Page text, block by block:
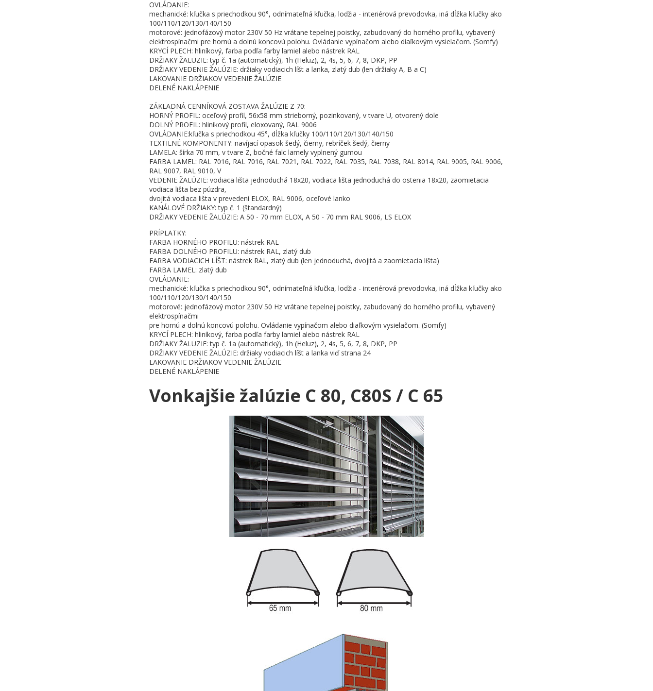
OVLÁDANIE:
mechanické: kľučka s priechodkou 90°, odnímateľná kľučka, lodžia - interiérová prevodovka, iná dĺžka kľučky ako
100/110/120/130/140/150
motorové: jednofázový motor 230V 50 Hz vrátane tepelnej poistky, zabudovaný do horného profilu, vybavený
elektrospínačmi pre hornú a dolnú koncovú polohu. Ovládanie vypínačom alebo diaľkovým vysielačom. (Somfy)
KRYCÍ PLECH: hliníkový, farba podľa farby lamiel alebo nástrek RAL
DRŽIAKY ŽALUZIE: typ č. 1a (automatický), 1h (Heluz), 2, 4s, 5, 6, 7, 8, DKP, PP
DRŽIAKY VEDENIE ŽALÚZIE: držiaky vodiacich líšt a lanka, zlatý dub (len držiaky A, B a C)
LAKOVANIE DRŽIAKOV VEDENIE ŽALÚZIE
DELENÉ NAKLÁPENIE
ZÁKLADNÁ CENNÍKOVÁ ZOSTAVA ŽALÚZIE Z 70:
HORNÝ PROFIL: oceľový profil, 56x58 mm strieborný, pozinkovaný, v tvare U, otvorený dole
DOLNÝ PROFIL: hliníkový profil, eloxovaný, RAL 9006
OVLÁDANIE:kľučka s priechodkou 45°, dĺžka kľučky 100/110/120/130/140/150
TEXTILNÉ KOMPONENTY: navíjací opasok šedý, čierny, rebríček šedý, čierny
LAMELA: šírka 70 mm, v tvare Z, bočné falc lamely vyplnený gumou
FARBA LAMEL: RAL 7016, RAL 7016, RAL 7021, RAL 7022, RAL 7035, RAL 7038, RAL 8014, RAL 9005, RAL 9006,
RAL 9007, RAL 9010, V
VEDENIE ŽALÚZIE: vodiaca lišta jednoduchá 18x20, vodiaca lišta jednoduchá do ostenia 18x20, zaomietacia
vodiaca lišta bez púzdra,
dvojitá vodiaca lišta v prevedení ELOX, RAL 9006, oceľové lanko
KANÁLOVÉ DRŽIAKY: typ č. 1 (štandardný)
DRŽIAKY VEDENIE ŽALÚZIE: A 50 - 70 mm ELOX, A 50 - 70 mm RAL 9006, LS ELOX
PRÍPLATKY:
FARBA HORNÉHO PROFILU: nástrek RAL
FARBA DOLNÉHO PROFILU: nástrek RAL, zlatý dub
FARBA VODIACICH LÍŠT: nástrek RAL, zlatý dub (len jednoduchá, dvojitá a zaomietacia lišta)
FARBA LAMEL: zlatý dub
OVLÁDANIE:
mechanické: kľučka s priechodkou 90°, odnímateľná kľučka, lodžia - interiérová prevodovka, iná dĺžka kľučky ako
100/110/120/130/140/150
motorové: jednofázový motor 230V 50 Hz vrátane tepelnej poistky, zabudovaný do horného profilu, vybavený
elektrospínačmi
pre hornú a dolnú koncovú polohu. Ovládanie vypínačom alebo diaľkovým vysielačom. (Somfy)
KRYCÍ PLECH: hliníkový, farba podľa farby lamiel alebo nástrek RAL
DRŽIAKY ŽALUZIE: typ č. 1a (automatický), 1h (Heluz), 2, 4s, 5, 6, 7, 8, DKP, PP
DRŽIAKY VEDENIE ŽALÚZIE: držiaky vodiacich líšt a lanka viď strana 24
LAKOVANIE DRŽIAKOV VEDENIE ŽALÚZIE
DELENÉ NAKLÁPENIE
Vonkajšie žalúzie C 80, C80S / C 65